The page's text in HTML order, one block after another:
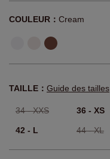
COULEUR： Cream
TAILLE： Guide des tailles
34 - XXS 36 - XS
42 - L 44 - XL